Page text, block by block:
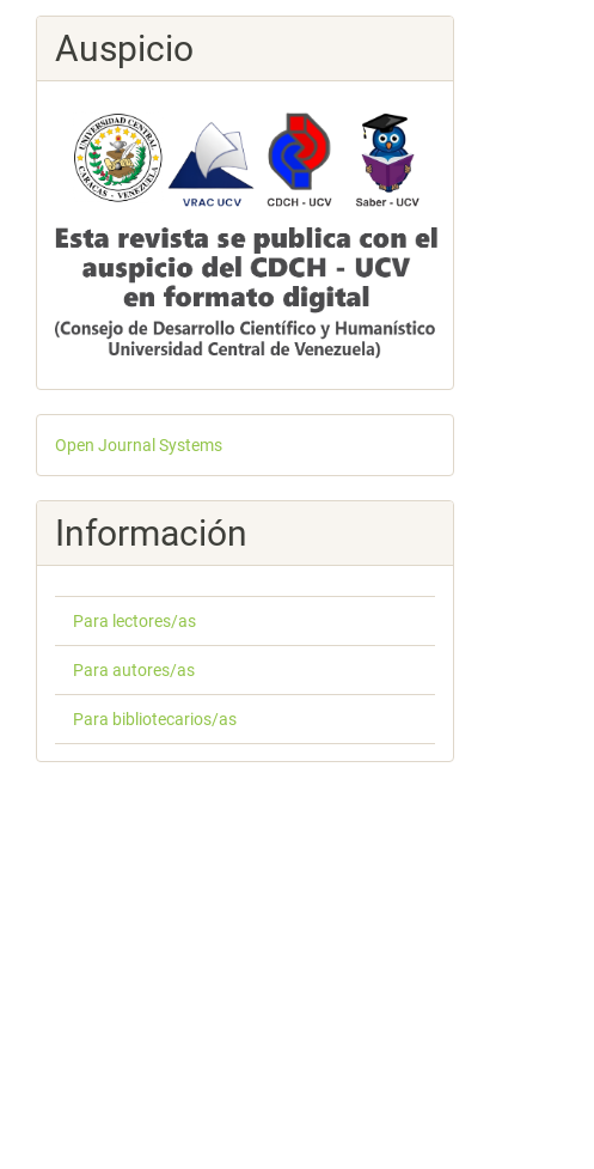
Auspicio
Desarrollado
por
Open Journal Systems
Información
Para lectores/as
Para autores/as
Para bibliotecarios/as